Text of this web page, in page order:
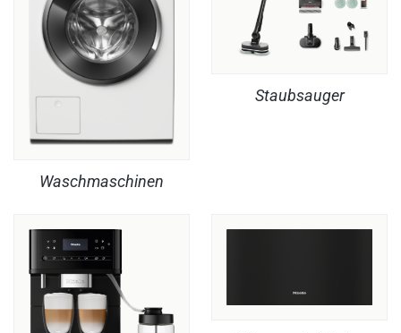
Waschmaschinen
Staubsauger